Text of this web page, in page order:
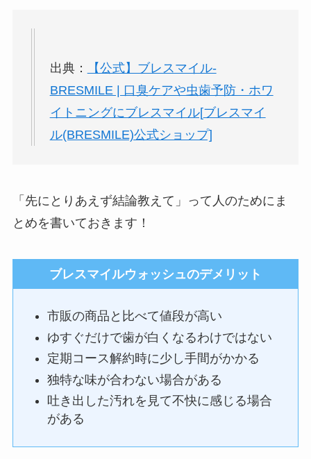
出典：
【公式】ブレスマイル-
BRESMILE | 口臭ケアや虫歯予防・ホワ
イトニングにブレスマイル[ブレスマイ
ル(BRESMILE)公式ショップ]
「先にとりあえず結論教えて」って人のためにま
とめを書いておきます！
ブレスマイルウォッシュのデメリット
市販の商品と比べて値段が高い
ゆすぐだけで歯が白くなるわけではない
定期コース解約時に少し手間がかかる
独特な味が合わない場合がある
吐き出した汚れを見て不快に感じる場合
がある